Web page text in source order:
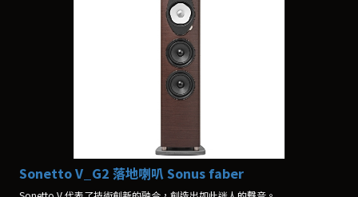
Sonetto V_G2 落地喇叭 Sonus faber